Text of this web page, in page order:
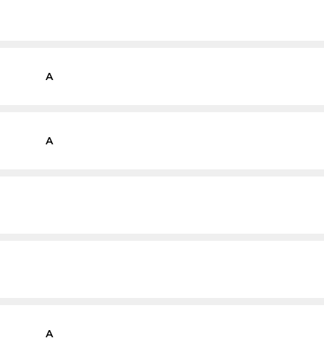
A
A
A